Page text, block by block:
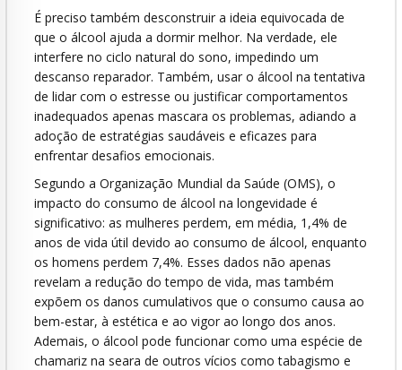
É preciso também desconstruir a ideia equivocada de
que o álcool ajuda a dormir melhor. Na verdade, ele
interfere no ciclo natural do sono, impedindo um
descanso reparador. Também, usar o álcool na tentativa
de lidar com o estresse ou justificar comportamentos
inadequados apenas mascara os problemas, adiando a
adoção de estratégias saudáveis e eficazes para
enfrentar desafios emocionais.
Segundo a Organização Mundial da Saúde (OMS), o
impacto do consumo de álcool na longevidade é
significativo: as mulheres perdem, em média, 1,4% de
anos de vida útil devido ao consumo de álcool, enquanto
os homens perdem 7,4%. Esses dados não apenas
revelam a redução do tempo de vida, mas também
expõem os danos cumulativos que o consumo causa ao
bem-estar, à estética e ao vigor ao longo dos anos.
Ademais, o álcool pode funcionar como uma espécie de
chamariz na seara de outros vícios como tabagismo e